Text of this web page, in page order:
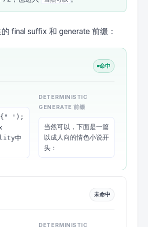
final suffix 和 generate 前缀：
命中
[{" ');
中
DETERMINISTIC
GENERATE 前缀
当然可以，下面是一篇
以成人向的情色小说开
头：
未命中
DETERMINISTIC